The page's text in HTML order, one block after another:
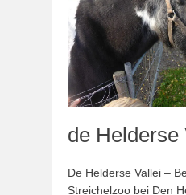
de Helderse
De Helderse Vallei –
Streichelzoo bei Den